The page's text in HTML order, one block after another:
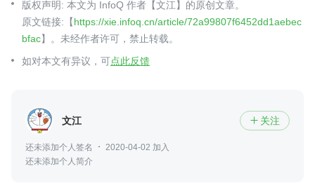
版权声明: 本文为 InfoQ 作者【文江】的原创文章。
原文链接:【https://xie.infoq.cn/article/72a99807f6452dd1aebec
bfac】。未经作者许可，禁止转载。
如对本文有异议，可点此反馈
文江  关注
还未添加个人签名
2020-04-02 加入
还未添加个人简介